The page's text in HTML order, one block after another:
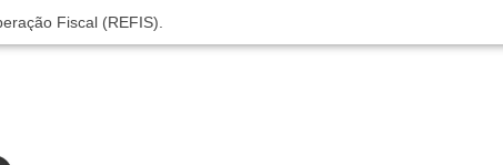
Fiscal (REFIS).
em Itapoá